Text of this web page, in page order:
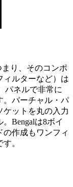
り、そのコンポ
ィルターなど）は
パネルで非常に
。バーチャル・パ
ケットを丸の入力
Bengalは8ボイ
作成もワンフィ
。